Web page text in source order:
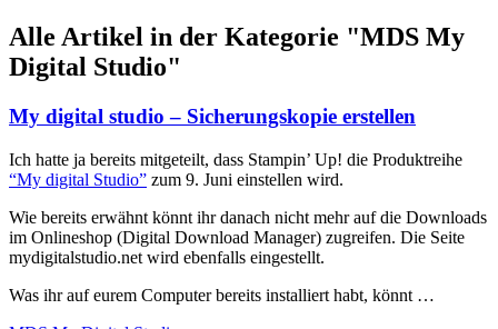
Alle Artikel in der Kategorie "MDS My
Digital Studio"
My digital studio – Sicherungskopie erstellen
Ich hatte ja bereits mitgeteilt, dass Stampin’ Up! die Produktreihe
“My digital Studio” zum 9. Juni einstellen wird.
Wie bereits erwähnt könnt ihr danach nicht mehr auf die Downloads
im Onlineshop (Digital Download Manager) zugreifen. Die Seite
mydigitalstudio.net wird ebenfalls eingestellt.
Was ihr auf eurem Computer bereits installiert habt, könnt …